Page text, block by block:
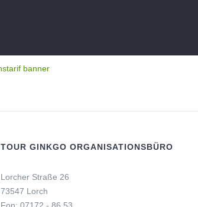
TOUR GINKGO ORGANISATIONSBÜRO
Lorcher Straße 26
73547 Lorch